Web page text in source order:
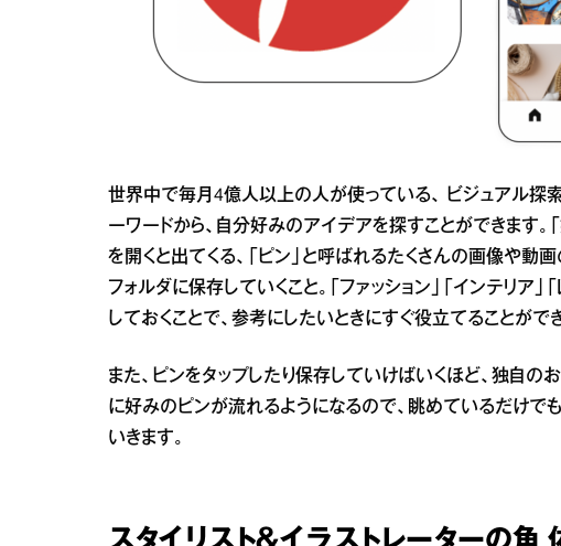
世界中で毎月4億人以上の人が使っている、 ビジュアル探
ーワードから、自分好みのアイデアを探すことができます
を開くと出てくる、「ピン」と呼ばれるたくさんの画像や動
フォルダに保存していくこと。「ファッション」「インテリア
しておくことで、参考にしたいときにすぐ役立てることができ
また、ピンをタップしたり保存していけばいくほど、独自
に好みのピンが流れるようになるので、眺めているだけで
いきます。